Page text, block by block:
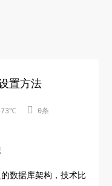
置方法
 0条
数据库架构，技术比